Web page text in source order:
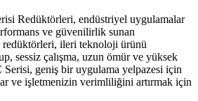
Redüktörleri, endüstriyel uygulamalar
ve güvenilirlik sunan
ileri teknoloji ürünü
sessiz çalışma, uzun ömür ve yüksek
geniş bir uygulama yelpazesi için
ve işletmenizin verimliliğini artırmak için